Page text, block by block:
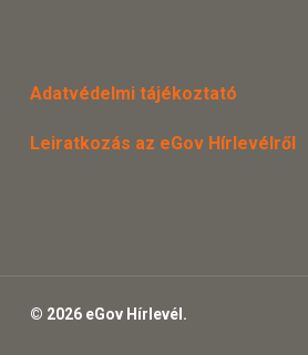
Adatvédelmi tájékoztató
Leiratkozás az eGov Hírlevélről
© 2026 eGov Hírlevél.